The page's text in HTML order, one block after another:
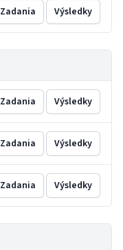
Zadania Výsledky
Zadania Výsledky
Zadania Výsledky
Zadania Výsledky